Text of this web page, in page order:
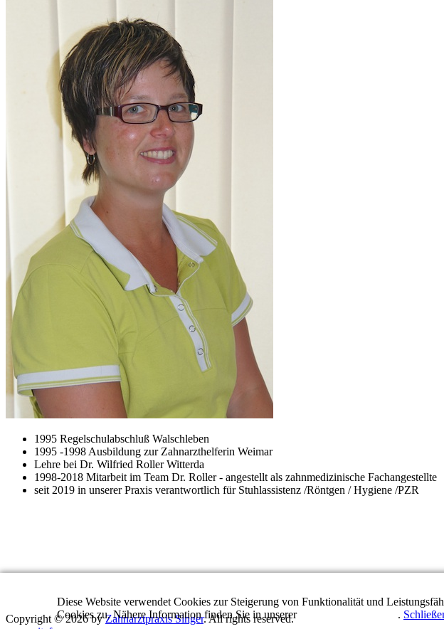
1995 Regelschulabschluß Walschleben
1995 -1998 Ausbildung zur Zahnarzthelferin Weimar
Lehre bei Dr. Wilfried Roller Witterda
1998-2018 Mitarbeit im Team Dr. Roller - angestellt als zahnmedizinische Fachangestellte
seit 2019 in unserer Praxis verantwortlich für Stuhlassistenz /Röntgen / Hygiene /PZR
Copyright © 2026 byZahnarztpraxis Singer. All rights reserved.
Diese Website verwendet Cookies zur Steigerung von Funktionalität und
Cookies zu. Nähere Information finden Sie in unserer
.